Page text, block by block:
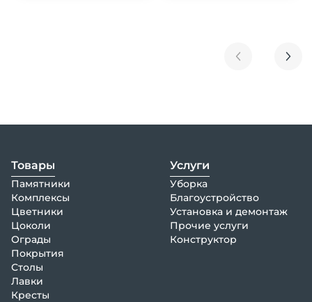
Товары
Памятники
Комплексы
Цветники
Цоколи
Ограды
Покрытия
Столы
Лавки
Кресты
Услуги
Уборка
Благоустройство
Установка и демонтаж
Прочие услуги
Конструктор